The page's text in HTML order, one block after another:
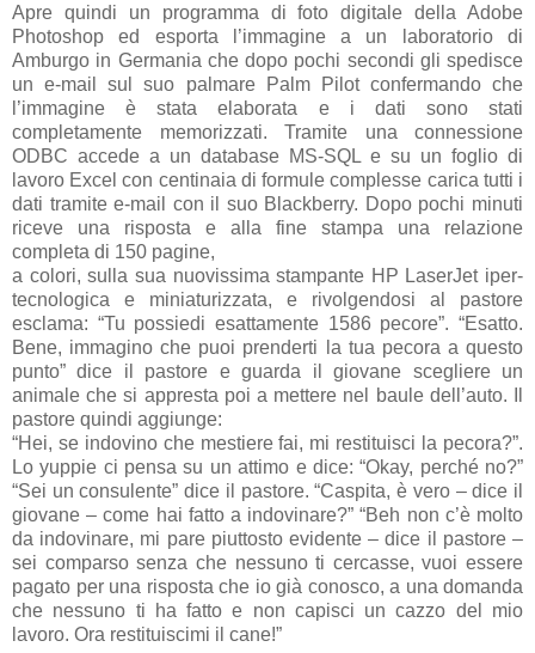
Apre quindi un programma di foto digitale della Adobe
Photoshop ed esporta l’immagine a un laboratorio di
Amburgo in Germania che dopo pochi secondi gli spedisce
un e-mail sul suo palmare Palm Pilot confermando che
l’immagine è stata elaborata e i dati sono stati
completamente memorizzati. Tramite una connessione
ODBC accede a un database MS-SQL e su un foglio di
lavoro Excel con centinaia di formule complesse carica tutti i
dati tramite e-mail con il suo Blackberry. Dopo pochi minuti
riceve una risposta e alla fine stampa una relazione
completa di 150 pagine,
a colori, sulla sua nuovissima stampante HP LaserJet iper-
tecnologica e miniaturizzata, e rivolgendosi al pastore
esclama: “Tu possiedi esattamente 1586 pecore”. “Esatto.
Bene, immagino che puoi prenderti la tua pecora a questo
punto” dice il pastore e guarda il giovane scegliere un
animale che si appresta poi a mettere nel baule dell’auto. Il
pastore quindi aggiunge:
“Hei, se indovino che mestiere fai, mi restituisci la pecora?”.
Lo yuppie ci pensa su un attimo e dice: “Okay, perché no?”
“Sei un consulente” dice il pastore. “Caspita, è vero – dice il
giovane – come hai fatto a indovinare?” “Beh non c’è molto
da indovinare, mi pare piuttosto evidente – dice il pastore –
sei comparso senza che nessuno ti cercasse, vuoi essere
pagato per una risposta che io già conosco, a una domanda
che nessuno ti ha fatto e non capisci un cazzo del mio
lavoro. Ora restituiscimi il cane!”